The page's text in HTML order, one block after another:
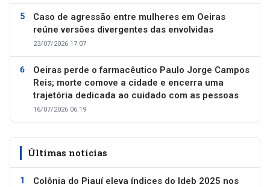
Caso de agressão entre mulheres em Oeiras
reúne versões divergentes das envolvidas
23/07/2026 17:07
Oeiras perde o farmacêutico Paulo Jorge Campos
Reis; morte comove a cidade e encerra uma
trajetória dedicada ao cuidado com as pessoas
16/07/2026 06:19
Últimas notícias
Colônia do Piauí eleva índices do Ideb 2025 nos